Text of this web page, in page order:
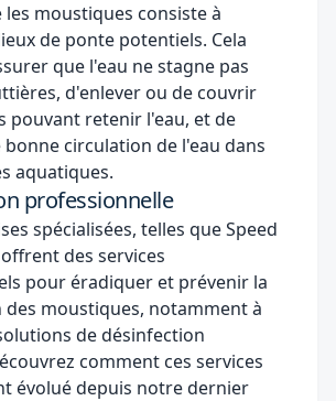
moustiques consiste à
de ponte potentiels. Cela
que l'eau ne stagne pas
d'enlever ou de couvrir
pouvant retenir l'eau, et de
circulation de l'eau dans
aquatiques.
professionnelle
spécialisées, telles que Speed
des services
pour éradiquer et prévenir la
moustiques, notamment à
de désinfection
comment ces services
évolué depuis notre dernier